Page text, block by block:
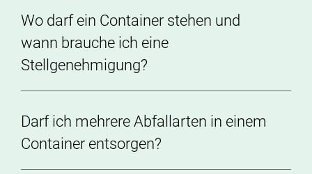
Wo darf ein Container stehen und
wann brauche ich eine
Stellgenehmigung?
Darf ich mehrere Abfallarten in einem
Container entsorgen?